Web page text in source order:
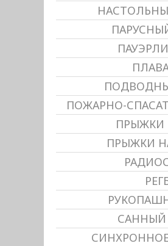
ПОЖАРНО-
ПРЫЖКИ
ПРЫЖКИ
САННЫЙ